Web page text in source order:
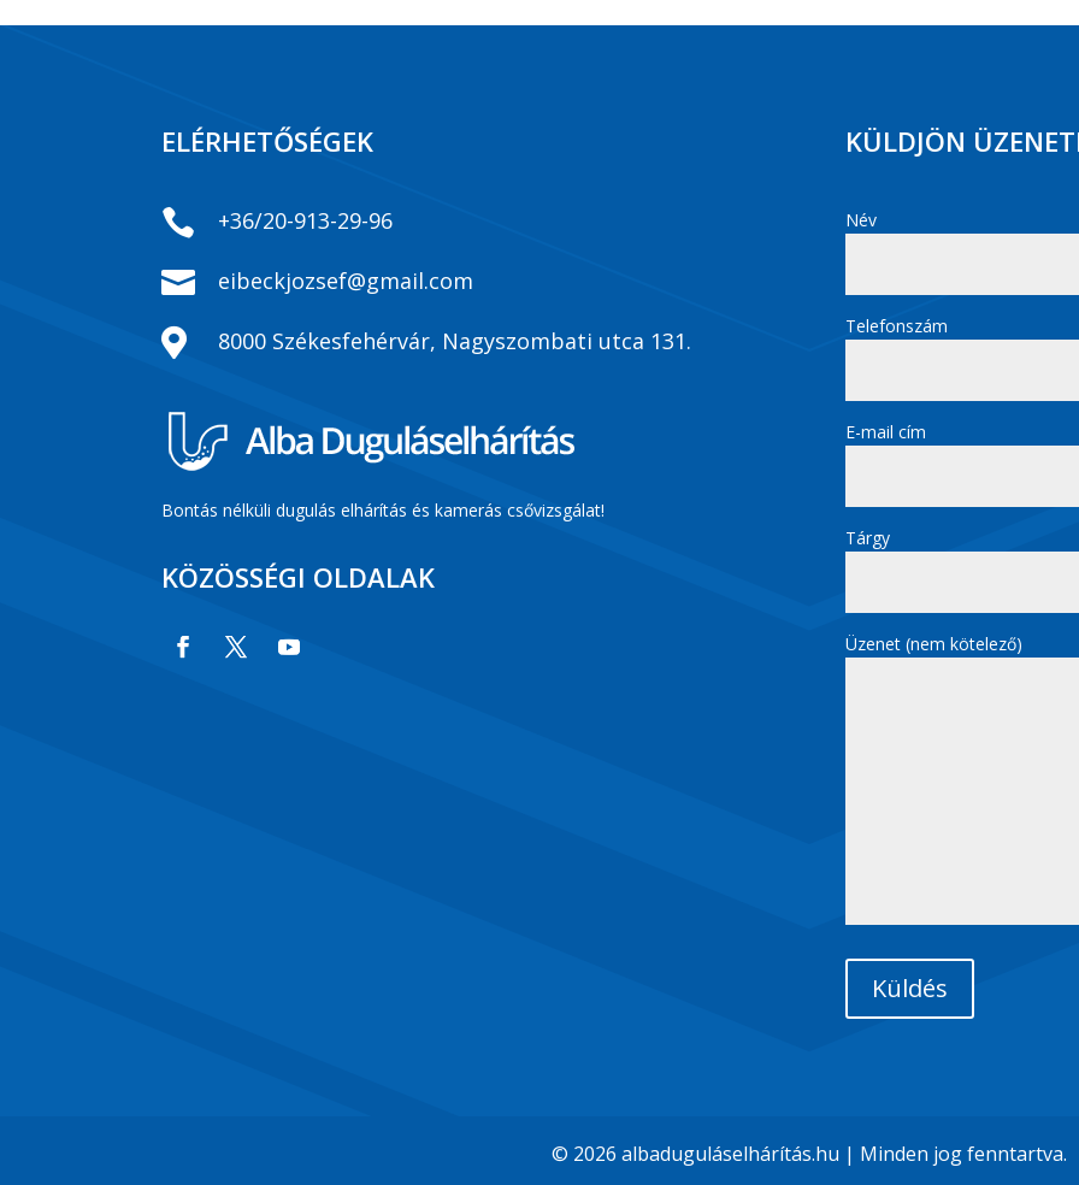
ELÉRHETŐSÉGEK
 +36/20-913-29-96
 eibeckjozsef@gmail.com
 8000 Székesfehérvár, Nagyszombati utca 131.
Bontás nélküli dugulás elhárítás és kamerás csővizsgálat!
KÖZÖSSÉGI OLDALAK
KÜLDJÖN
Név
Telefonszám
E-mail cím
Tárgy
Üzenet (nem kötelező)
© 2026 albaduguláselhárítás.hu | Minden jog fenntartva.